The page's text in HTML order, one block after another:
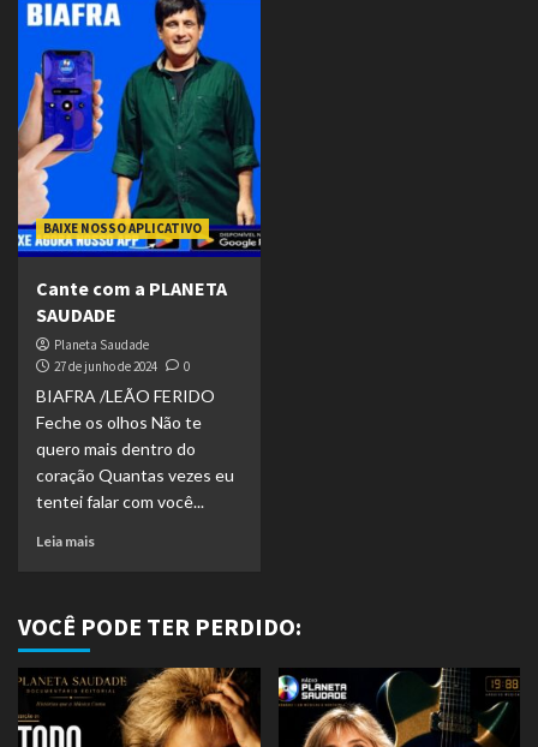
BAIXE NOSSO APLICATIVO
Cante com a PLANETA
SAUDADE
Planeta Saudade
27 de junho de 2024
0
BIAFRA /LEÃO FERIDO
Feche os olhos Não te
quero mais dentro do
coração Quantas vezes eu
tentei falar com você...
Leia mais
VOCÊ PODE TER PERDIDO: